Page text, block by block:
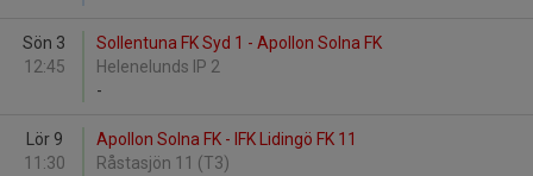
Sön 3
12:45
Sollentuna FK Syd 1 - Apollon Solna FK
Helenelunds IP 2
-
Lör 9
11:30
Apollon Solna FK - IFK Lidingö FK 11
Råstasjön 11 (T3)